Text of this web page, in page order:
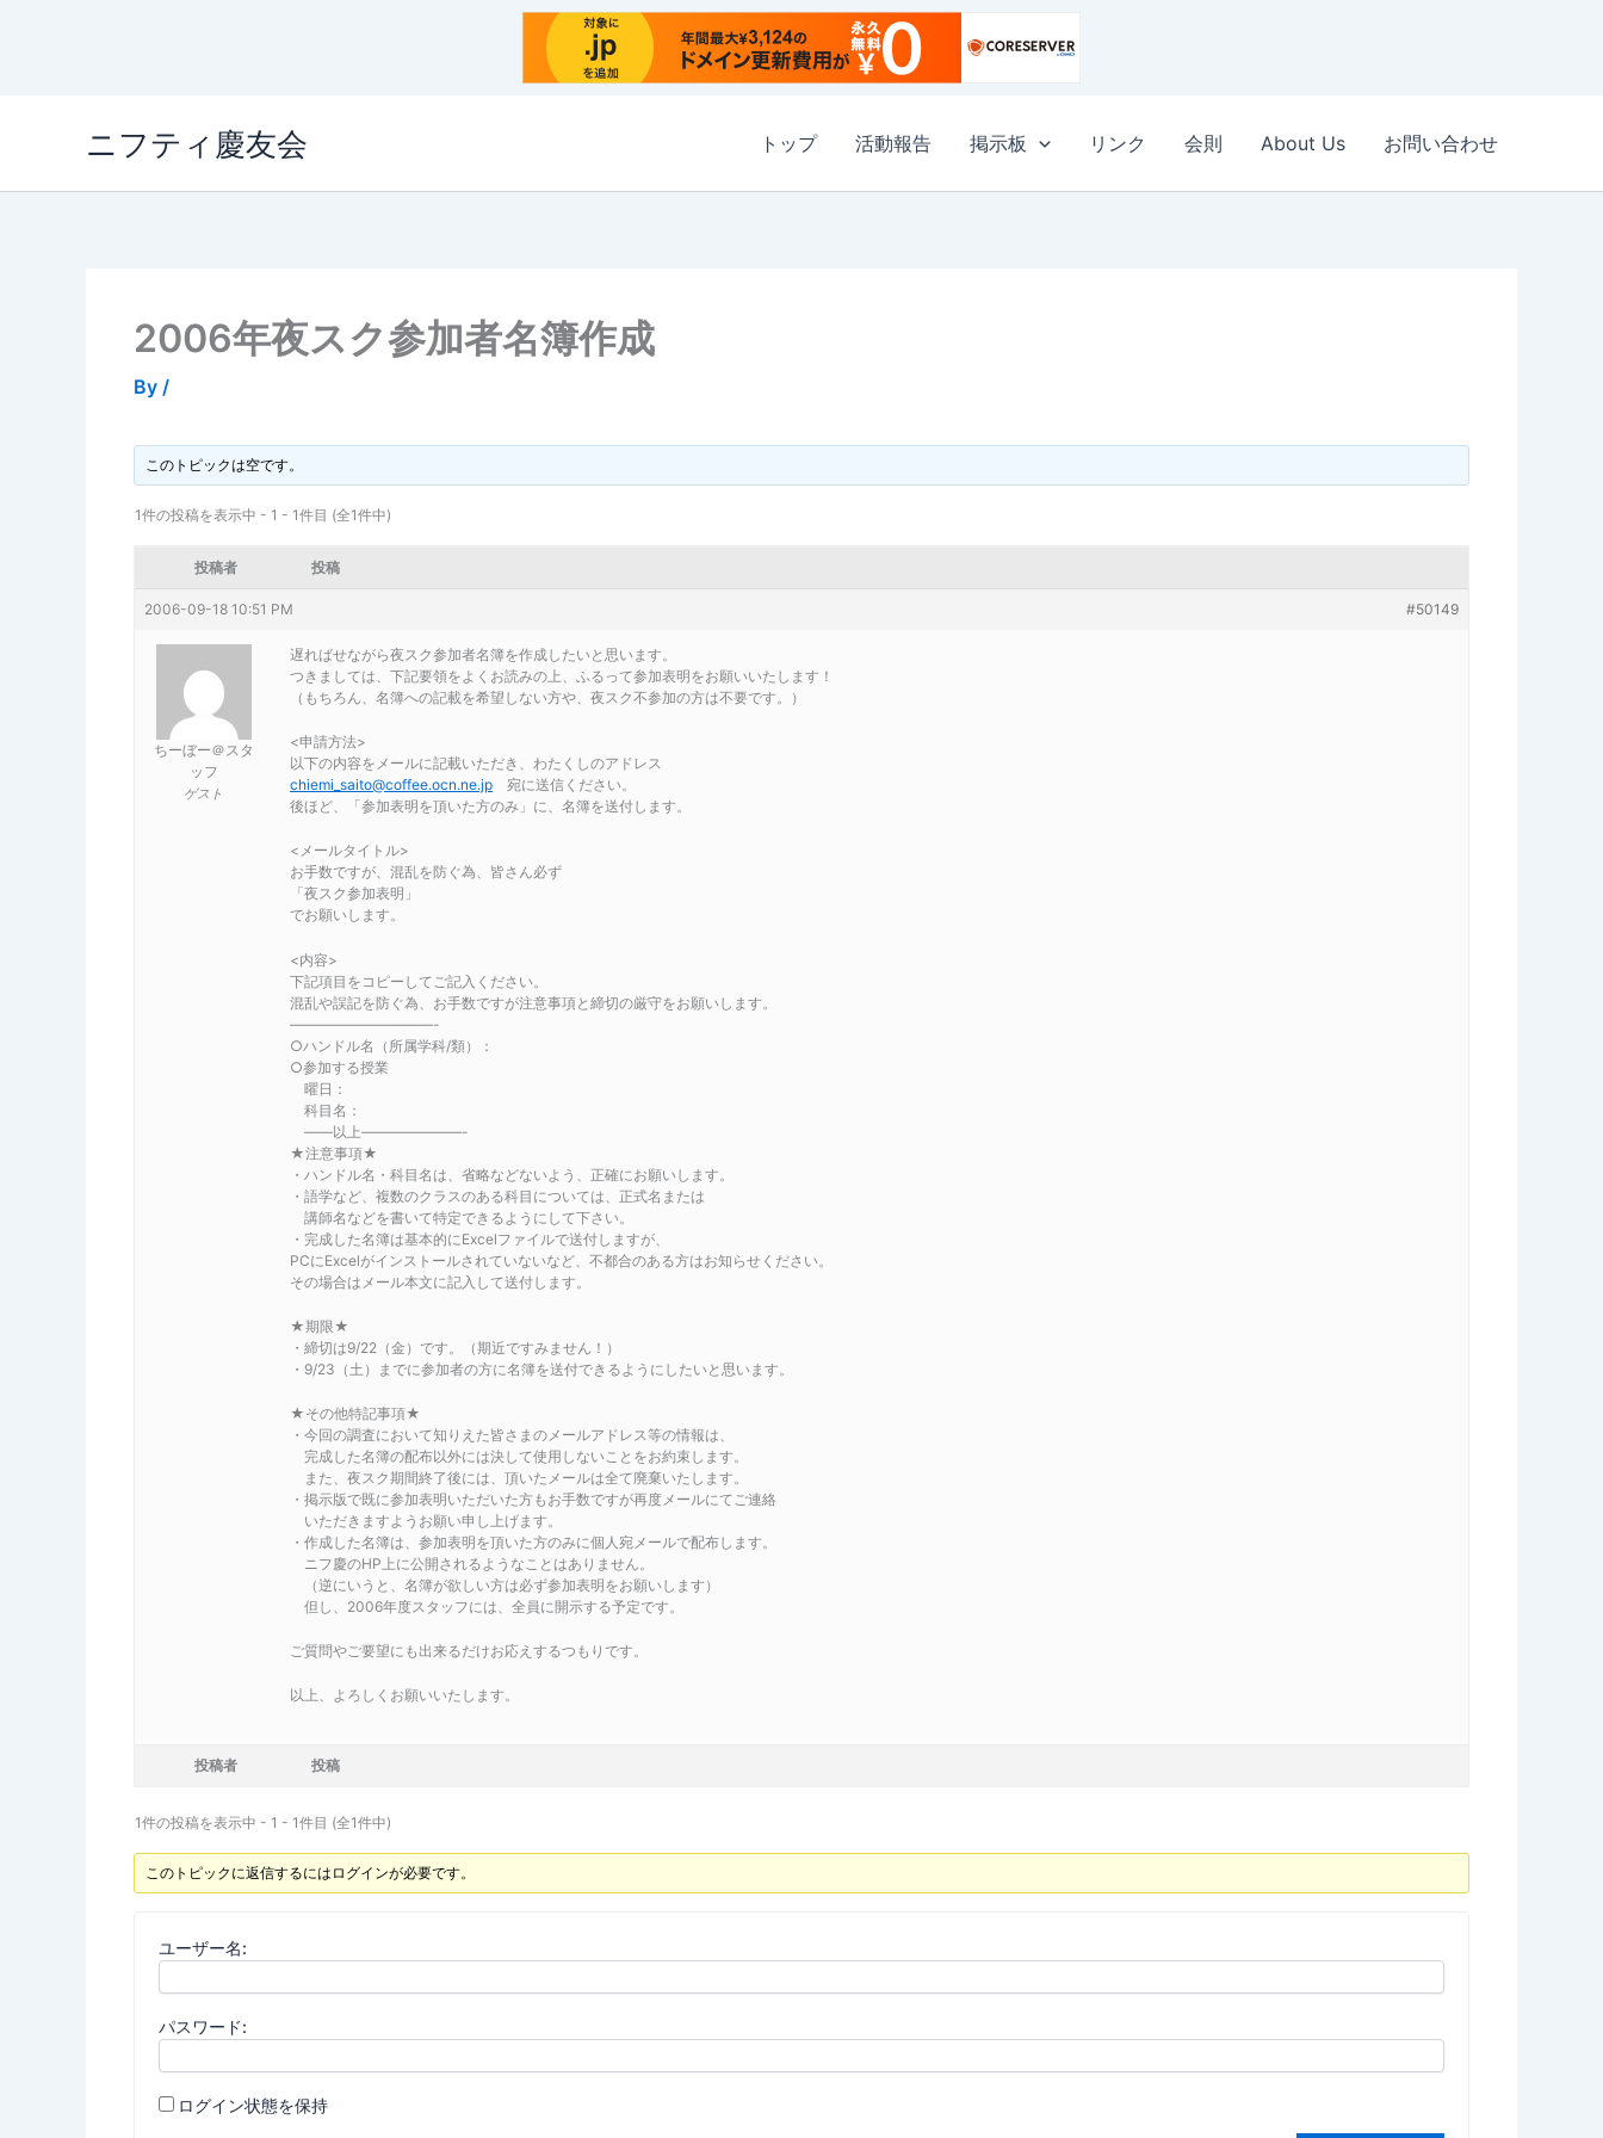
ニフティ慶友会 トップ 活動報告 掲示板 リンク 会則 About Us お問い合わせ
2006年夜スク参加者名簿作成
By /
このトピックは空です。
1件の投稿を表示中 - 1 - 1件目 (全1件中)
投稿者 投稿
2006-09-18 10:51 PM #50149
ちーぼー＠スタ
ッフ
ゲスト
遅ればせながら夜スク参加者名簿を作成したいと思います。
つきましては、下記要領をよくお読みの上、ふるって参加表明をお願いいたします！
（もちろん、名簿への記載を希望しない方や、夜スク不参加の方は不要です。）
<申請方法>
以下の内容をメールに記載いただき、わたくしのアドレス
chiemi_saito@coffee.ocn.ne.jp 宛に送信ください。
後ほど、「参加表明を頂いた方のみ」に、名簿を送付します。
<メールタイトル>
お手数ですが、混乱を防ぐ為、皆さん必ず
「夜スク参加表明」
でお願いします。
<内容>
下記項目をコピーしてご記入ください。
混乱や誤記を防ぐ為、お手数ですが注意事項と締切の厳守をお願いします。
——————————-
○ハンドル名（所属学科/類）：
○参加する授業
曜日：
科目名：
——以上———————-
★注意事項★
・ハンドル名・科目名は、省略などないよう、正確にお願いします。
・語学など、複数のクラスのある科目については、正式名または
講師名などを書いて特定できるようにして下さい。
・完成した名簿は基本的にExcelファイルで送付しますが、
PCにExcelがインストールされていないなど、不都合のある方はお知らせください。
その場合はメール本文に記入して送付します。
★期限★
・締切は9/22（金）です。（期近ですみません！）
・9/23（土）までに参加者の方に名簿を送付できるようにしたいと思います。
★その他特記事項★
・今回の調査において知りえた皆さまのメールアドレス等の情報は、
完成した名簿の配布以外には決して使用しないことをお約束します。
また、夜スク期間終了後には、頂いたメールは全て廃棄いたします。
・掲示版で既に参加表明いただいた方もお手数ですが再度メールにてご連絡
いただきますようお願い申し上げます。
・作成した名簿は、参加表明を頂いた方のみに個人宛メールで配布します。
ニフ慶のHP上に公開されるようなことはありません。
（逆にいうと、名簿が欲しい方は必ず参加表明をお願いします）
但し、2006年度スタッフには、全員に開示する予定です。
ご質問やご要望にも出来るだけお応えするつもりです。
以上、よろしくお願いいたします。
投稿者 投稿
1件の投稿を表示中 - 1 - 1件目 (全1件中)
このトピックに返信するにはログインが必要です。
ユーザー名:
パスワード:
ログイン状態を保持